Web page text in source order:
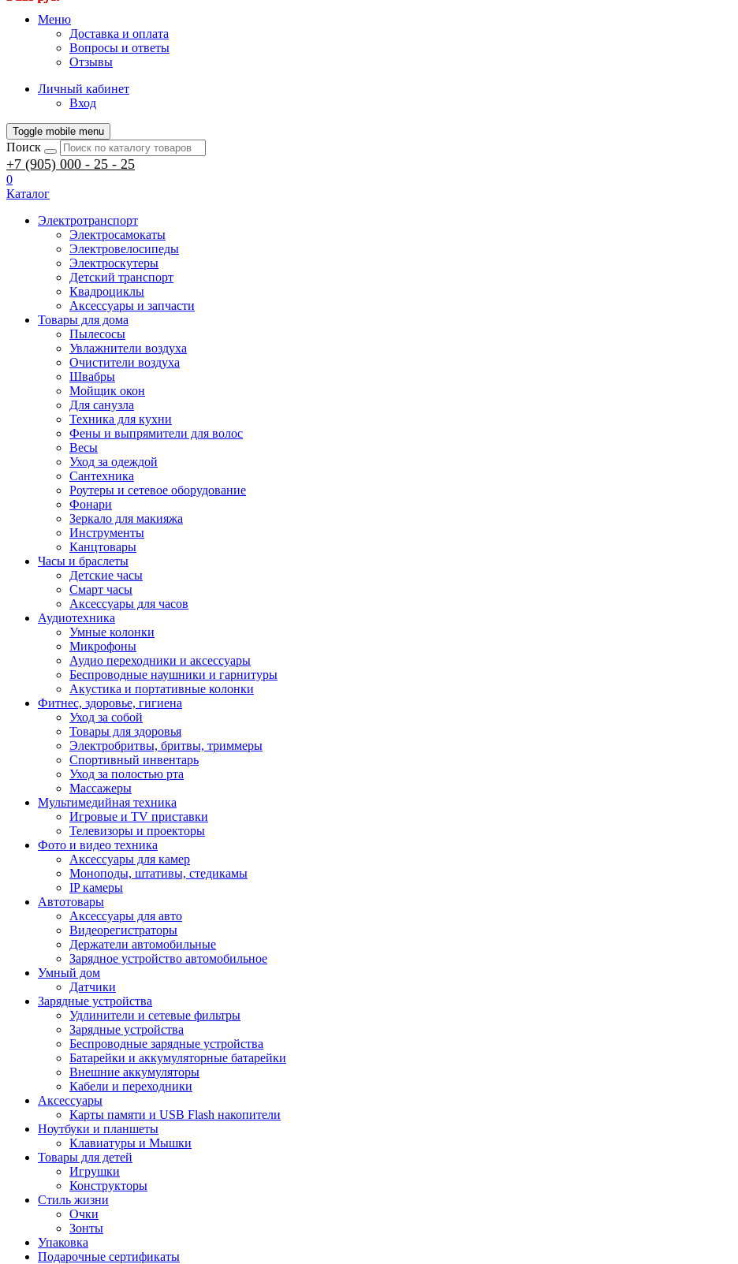
Меню
Доставка и оплата
Вопросы и ответы
Отзывы
Личный кабинет
Вход
Toggle mobile menu
Поиск
+7 (905) 000 - 25 - 25
0
Каталог
Электротранспорт
Электросамокаты
Электровелосипеды
Электроскутеры
Детский транспорт
Квадроциклы
Аксессуары и запчасти
Товары для дома
Пылесосы
Увлажнители воздуха
Очистители воздуха
Швабры
Мойщик окон
Для санузла
Техника для кухни
Фены и выпрямители для волос
Весы
Уход за одеждой
Сантехника
Роутеры и сетевое оборудование
Фонари
Зеркало для макияжа
Инструменты
Канцтовары
Часы и браслеты
Детские часы
Смарт часы
Аксессуары для часов
Аудиотехника
Умные колонки
Микрофоны
Аудио переходники и аксессуары
Беспроводные наушники и гарнитуры
Акустика и портативные колонки
Фитнес, здоровье, гигиена
Уход за собой
Товары для здоровья
Электробритвы, бритвы, триммеры
Спортивный инвентарь
Уход за полостью рта
Массажеры
Мультимедийная техника
Игровые и TV приставки
Телевизоры и проекторы
Фото и видео техника
Аксессуары для камер
Моноподы, штативы, стедикамы
IP камеры
Автотовары
Аксессуары для авто
Видеорегистраторы
Держатели автомобильные
Зарядное устройство автомобильное
Умный дом
Датчики
Зарядные устройства
Удлинители и сетевые фильтры
Зарядные устройства
Беспроводные зарядные устройства
Батарейки и аккумуляторные батарейки
Внешние аккумуляторы
Кабели и переходники
Аксессуары
Карты памяти и USB Flash накопители
Ноутбуки и планшеты
Клавиатуры и Мышки
Товары для детей
Игрушки
Конструкторы
Стиль жизни
Очки
Зонты
Упаковка
Подарочные сертификаты